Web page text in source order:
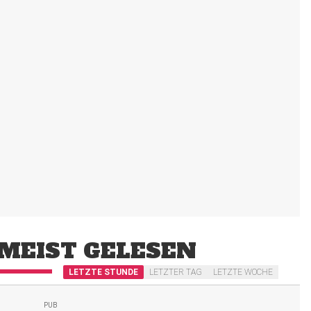
GELESEN
LETZTE STUNDE LETZTER TAG LETZTE WOCHE